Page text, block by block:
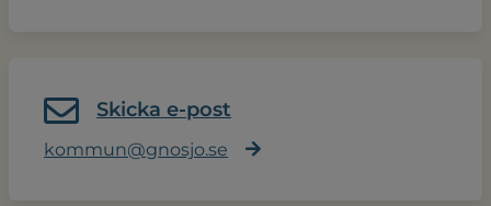
Skicka e-post
kommun@gnosjo.se